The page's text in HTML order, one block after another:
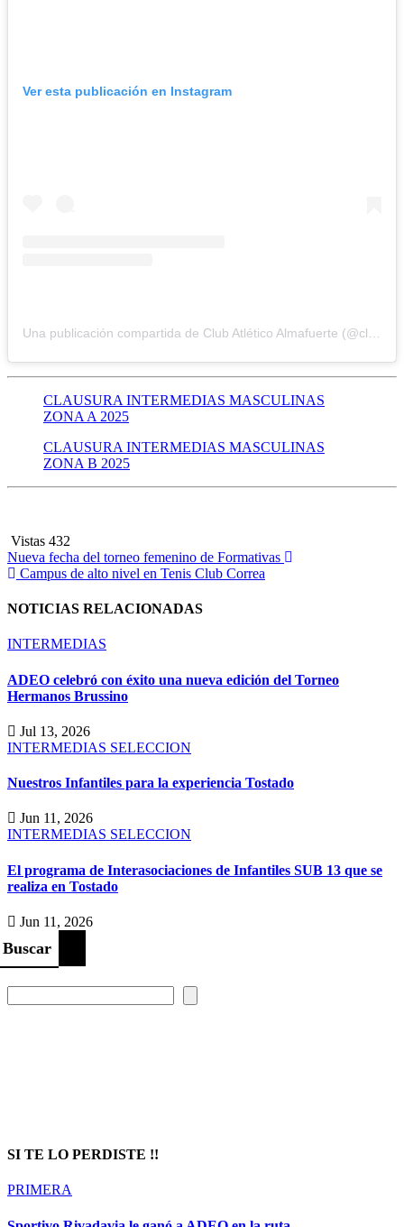
Ver esta publicación en Instagram
CLAUSURA INTERMEDIAS MASCULINAS
ZONA A 2025
CLAUSURA INTERMEDIAS MASCULINAS
ZONA B 2025
Vistas 432
Navegación
de
entradas
Nueva fecha del torneo femenino de Formativas
Campus de alto nivel en Tenis Club Correa
NOTICIAS RELACIONADAS
INTERMEDIAS
ADEO celebró con éxito una nueva edición del Torneo
Hermanos Brussino
Jul 13, 2026
INTERMEDIAS SELECCION
Nuestros Infantiles para la experiencia Tostado
Jun 11, 2026
INTERMEDIAS SELECCION
El programa de Interasociaciones de Infantiles SUB 13 que se
realiza en Tostado
Jun 11, 2026
Buscar
SI TE LO PERDISTE !!
PRIMERA